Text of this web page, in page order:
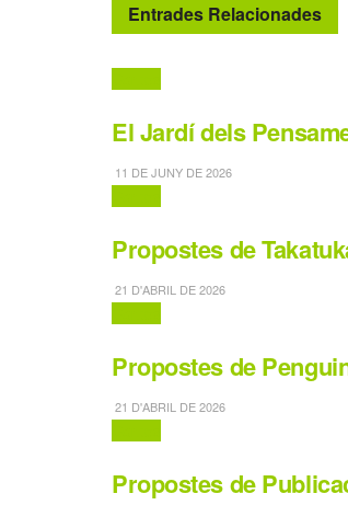
Entrades Relacionades
El Jardí dels
11 DE JUNY DE 2026
Propostes de
21 D'ABRIL DE 2026
Propostes de
21 D'ABRIL DE 2026
Propostes de